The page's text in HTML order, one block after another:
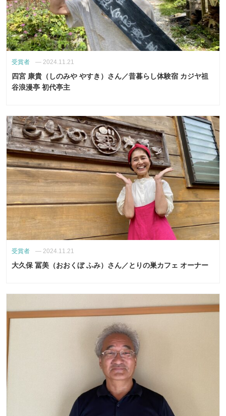
受賞者 — 2024.11.21
四宮 康貴（しのみや やすき）さん／昔暮らし体験宿 カジヤ祖
谷浪漫亭 初代亭主
受賞者 — 2024.11.21
大久保 冨美（おおくぼ ふみ）さん／とりの巣カフェ オーナー